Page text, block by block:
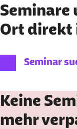
Seminare
Ort direkt
Seminar
Keine
mehr